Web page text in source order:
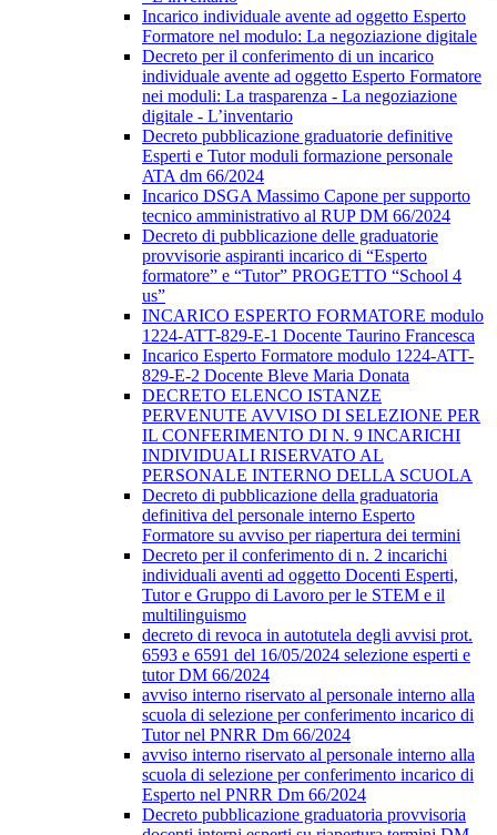
Incarico individuale avente ad oggetto Esperto
Formatore nel modulo: La negoziazione digitale
Decreto per il conferimento di un incarico
individuale avente ad oggetto Esperto Formatore
nei moduli: La trasparenza - La negoziazione
digitale - L’inventario
Decreto pubblicazione graduatorie definitive
Esperti e Tutor moduli formazione personale
ATA dm 66/2024
Incarico DSGA Massimo Capone per supporto
tecnico amministrativo al RUP DM 66/2024
Decreto di pubblicazione delle graduatorie
provvisorie aspiranti incarico di “Esperto
formatore” e “Tutor” PROGETTO “School 4
us”
INCARICO ESPERTO FORMATORE modulo
1224-ATT-829-E-1 Docente Taurino Francesca
Incarico Esperto Formatore modulo 1224-ATT-
829-E-2 Docente Bleve Maria Donata
DECRETO ELENCO ISTANZE
PERVENUTE AVVISO DI SELEZIONE PER
IL CONFERIMENTO DI N. 9 INCARICHI
INDIVIDUALI RISERVATO AL
PERSONALE INTERNO DELLA SCUOLA
Decreto di pubblicazione della graduatoria
definitiva del personale interno Esperto
Formatore su avviso per riapertura dei termini
Decreto per il conferimento di n. 2 incarichi
individuali aventi ad oggetto Docenti Esperti,
Tutor e Gruppo di Lavoro per le STEM e il
multilinguismo
decreto di revoca in autotutela degli avvisi prot.
6593 e 6591 del 16/05/2024 selezione esperti e
tutor DM 66/2024
avviso interno riservato al personale interno alla
scuola di selezione per conferimento incarico di
Tutor nel PNRR Dm 66/2024
avviso interno riservato al personale interno alla
scuola di selezione per conferimento incarico di
Esperto nel PNRR Dm 66/2024
Decreto pubblicazione graduatoria provvisoria